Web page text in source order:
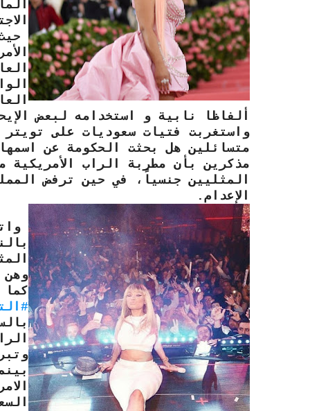
ألفاظا نابية و استخدامه لبعض
واستغربت فتيات سعوديات على
متسائلين هل بحثت الحكومة عن
مذكرين بأن مطربة الراب
المثليين جنسياً، في حين ترفض
الإعدام.
وهن
كما